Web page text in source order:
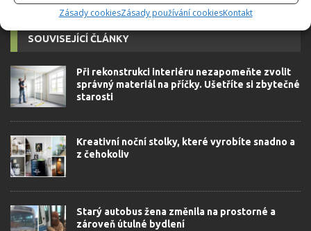
Zásady cookiesZásady používání cookiesKontakt
SOUVISEJÍCÍ ČLÁNKY
Při rekonstrukci interiéru nezapomeňte zvolit
správný materiál na příčky. Ušetříte si zbytečné
starosti
Kreativní noční stolky, které vyrobíte snadno a
z čehokoliv
Starý autobus žena změnila na prostorné a
zároveň útulné bydlení